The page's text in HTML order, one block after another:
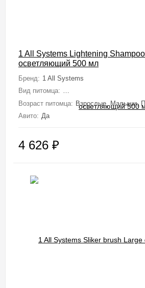
1 All Systems Lightening
осветляющий 500 мл
Бренд: 1 All Systems
Вид питомца: Собаки (Мелкие,
Возраст питомца: Взрослые, Малыши,
Авито: Да
4 626 ₽